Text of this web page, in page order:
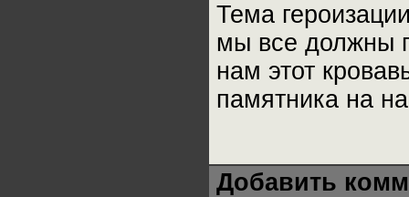
Тема
мы все должны
нам этот
памятника на
Добавить